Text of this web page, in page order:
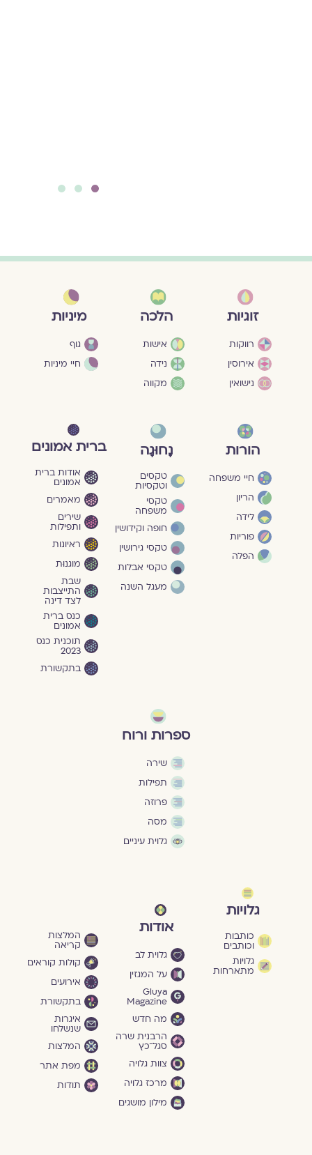
זוגיות
רווקות
אירוסין
נישואין
הלכה
אישות
נידה
מקווה
מיניות
גוף
חיי מיניות
הורות
חיי משפחה
הריון
לידה
פוריות
הפלה
נָחוּגָה
טקסים
וטקסיות
טקסי
משפחה
חופה וקידושין
טקסי גירושין
טקסי אבלות
מעגל השנה
ברית אמונים
אודות ברית
אמונים
מאמרים
שירים
ותפילות
ראיונות
מוגנוּת
שבת
התייצבות
לצד דינה
כנס ברית
אמונים
תוכנית כנס
2023
בתקשורת
ספרות ורוח
שירה
תפילות
פרוזה
מסה
גלוית עיניים
גלויות
כותבות
וכותבים
גלויות
מתארחות
אודות
גלוית לב
על המגזין
Gluya
Magazine
מה חדש
הרבנית שרה
סגל־כץ
צוות גלויה
מרכז גלויה
מילון מושגים
המלצות
קריאה
קולות קוראים
אירועים
בתקשורת
איגרות
שנשלחו
המלצות
מפת אתר
תודות